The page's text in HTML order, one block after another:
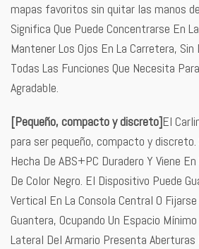
mapas favoritos sin quitar las manos
Significa Que Puede Concentrarse En
Mantener Los Ojos En La Carretera,
Todas Las Funciones Que Necesita
Agradable.
[Pequeño, compacto y discreto]El
para ser pequeño, compacto y
Hecha De ABS+PC Duradero Y Viene
De Color Negro. El Dispositivo Puede
Vertical En La Consola Central O
Guantera, Ocupando Un Espacio
Lateral Del Armario Presenta